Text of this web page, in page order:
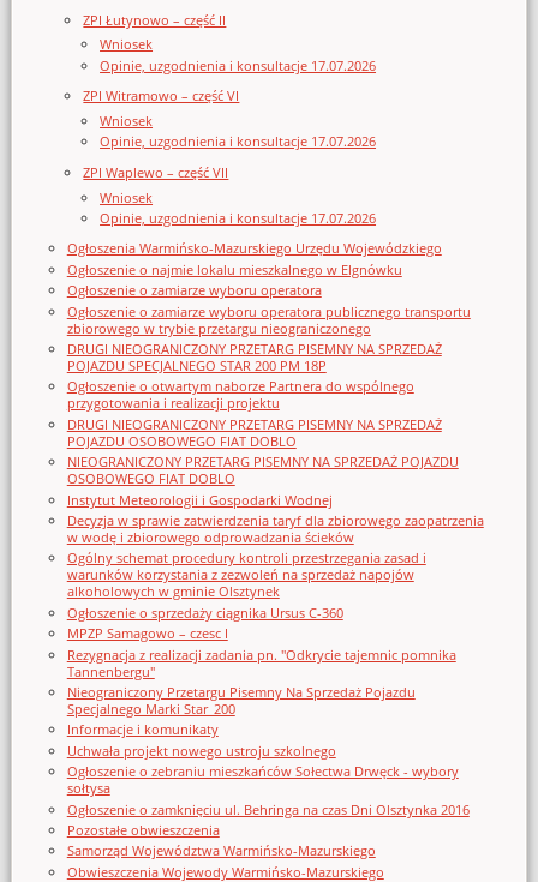
ZPI Łutynowo – część II
Wniosek
Opinie, uzgodnienia i konsultacje 17.07.2026
ZPI Witramowo – część VI
Wniosek
Opinie, uzgodnienia i konsultacje 17.07.2026
ZPI Waplewo – część VII
Wniosek
Opinie, uzgodnienia i konsultacje 17.07.2026
Ogłoszenia Warmińsko-Mazurskiego Urzędu Wojewódzkiego
Ogłoszenie o najmie lokalu mieszkalnego w Elgnówku
Ogłoszenie o zamiarze wyboru operatora
Ogłoszenie o zamiarze wyboru operatora publicznego transportu
zbiorowego w trybie przetargu nieograniczonego
DRUGI NIEOGRANICZONY PRZETARG PISEMNY NA SPRZEDAŻ
POJAZDU SPECJALNEGO STAR 200 PM 18P
Ogłoszenie o otwartym naborze Partnera do wspólnego
przygotowania i realizacji projektu
DRUGI NIEOGRANICZONY PRZETARG PISEMNY NA SPRZEDAŻ
POJAZDU OSOBOWEGO FIAT DOBLO
NIEOGRANICZONY PRZETARG PISEMNY NA SPRZEDAŻ POJAZDU
OSOBOWEGO FIAT DOBLO
Instytut Meteorologii i Gospodarki Wodnej
Decyzja w sprawie zatwierdzenia taryf dla zbiorowego zaopatrzenia
w wodę i zbiorowego odprowadzania ścieków
Ogólny schemat procedury kontroli przestrzegania zasad i
warunków korzystania z zezwoleń na sprzedaż napojów
alkoholowych w gminie Olsztynek
Ogłoszenie o sprzedaży ciągnika Ursus C-360
MPZP Samagowo – czesc I
Rezygnacja z realizacji zadania pn. "Odkrycie tajemnic pomnika
Tannenbergu"
Nieograniczony Przetargu Pisemny Na Sprzedaż Pojazdu
Specjalnego Marki Star_200
Informacje i komunikaty
Uchwała projekt nowego ustroju szkolnego
Ogłoszenie o zebraniu mieszkańców Sołectwa Drwęck - wybory
sołtysa
Ogłoszenie o zamknięciu ul. Behringa na czas Dni Olsztynka 2016
Pozostałe obwieszczenia
Samorząd Województwa Warmińsko-Mazurskiego
Obwieszczenia Wojewody Warmińsko-Mazurskiego